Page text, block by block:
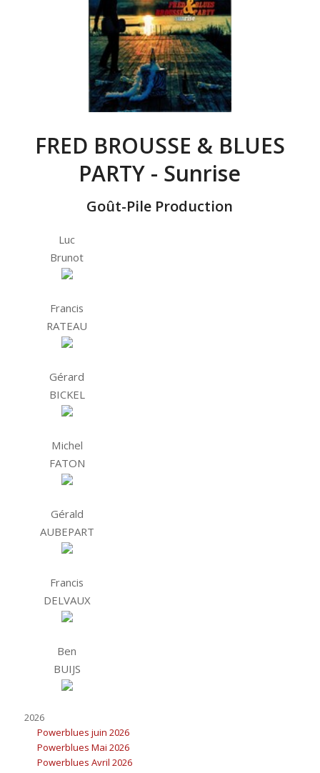
FRED BROUSSE & BLUES
PARTY - Sunrise
Goût-Pile Production
Luc
Brunot
Francis
RATEAU
Gérard
BICKEL
Michel
FATON
Gérald
AUBEPART
Francis
DELVAUX
Ben
BUIJS
2026
Powerblues juin 2026
Powerblues Mai 2026
Powerblues Avril 2026